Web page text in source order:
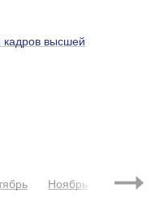
кадров высшей
Ноябрь Декабрь